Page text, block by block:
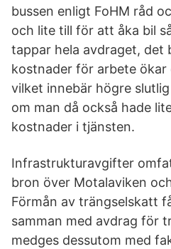
bussen enligt FoHM råd
och lite till för att åka bil
tappar hela avdraget, det
kostnader för arbete
vilket innebär högre
om man då också hade
kostnader i tjänsten.
Infrastrukturavgifter
bron över Motalaviken
Förmån av trängselskatt
samman med avdrag för
medges dessutom med